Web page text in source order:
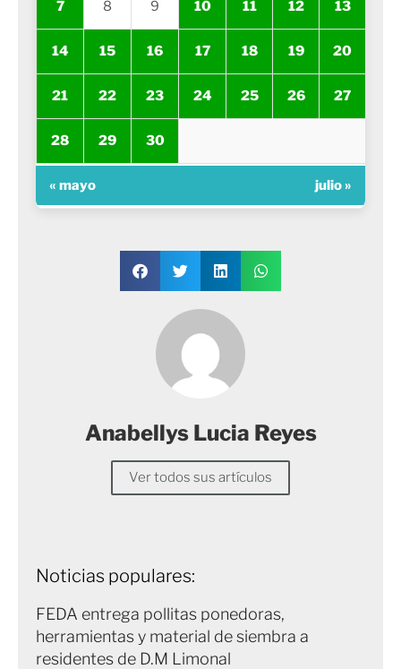
7 8 9 10 11 12 13
14 15 16 17 18 19 20
21 22 23 24 25 26 27
28 29 30
« mayo julio »
Anabellys Lucia Reyes
Ver todos sus artículos
Noticias populares:
FEDA entrega pollitas ponedoras,
herramientas y material de siembra a
residentes de D.M Limonal